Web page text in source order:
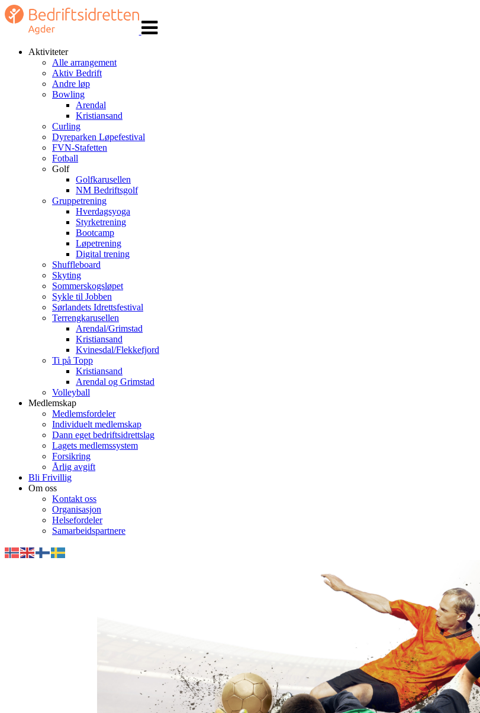
navigasjon
Aktiviteter
Alle arrangement
Aktiv Bedrift
Andre løp
Bowling
Arendal
Kristiansand
Curling
Dyreparken Løpefestival
FVN-Stafetten
Fotball
Golf
Golfkarusellen
NM Bedriftsgolf
Gruppetrening
Hverdagsyoga
Styrketrening
Bootcamp
Løpetrening
Digital trening
Shuffleboard
Skyting
Sommerskogsløpet
Sykle til Jobben
Sørlandets Idrettsfestival
Terrengkarusellen
Arendal/Grimstad
Kristiansand
Kvinesdal/Flekkefjord
Ti på Topp
Kristiansand
Arendal og Grimstad
Volleyball
Medlemskap
Medlemsfordeler
Individuelt medlemskap
Dann eget bedriftsidrettslag
Lagets medlemssystem
Forsikring
Årlig avgift
Bli Frivillig
Om oss
Kontakt oss
Organisasjon
Helsefordeler
Samarbeidspartnere